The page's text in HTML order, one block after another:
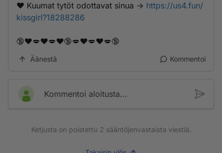
❤️ K­­u­­u­m­a­­t­­ ­­t­y­­t­­­ö­­t­­ ­­o­­­d­o­t­t­­­a­v­­­­­a­­­t­ ­­s­­­i­­n­­u­a­­­ -> https://us4.fun/
kissgirl?18288286
🔞❤️💋❤️💋❤️🔞💋❤️💋❤️💋🔞
Äänestä Kommentoi
Kommentoi aloitusta...
Ketjusta on poistettu 2 sääntöjenvastaista viestiä.